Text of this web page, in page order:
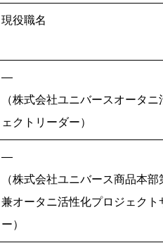
現役職名
―
（株式会社ユニバースオータ
ェクトリーダー）
―
（株式会社ユニバース商品本
兼オータニ活性化プロジェクト
ー）